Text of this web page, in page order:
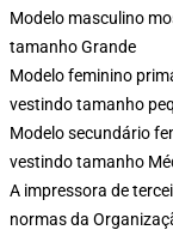
Modelo masculino
tamanho Grande
Modelo feminino
vestindo tamanho
Modelo secundário
vestindo tamanho
A impressora de
normas da